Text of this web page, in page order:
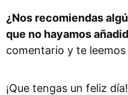
¿Nos recomiendas
que no hayamos
comentario y te leemos
¡Que tengas un feliz día!